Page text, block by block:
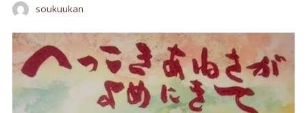
soukuukan